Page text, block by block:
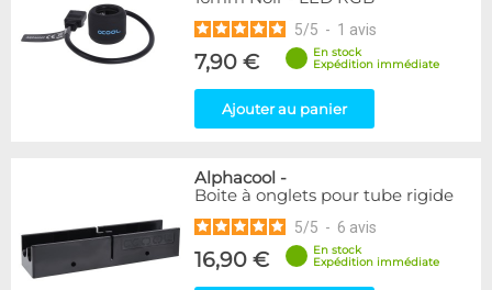
5/5 - 1 avis
7,90 €
En stock
Expédition immédiate
Ajouter au panier
Alphacool -
Boite à onglets pour tube rigide
5/5 - 6 avis
16,90 €
En stock
Expédition immédiate